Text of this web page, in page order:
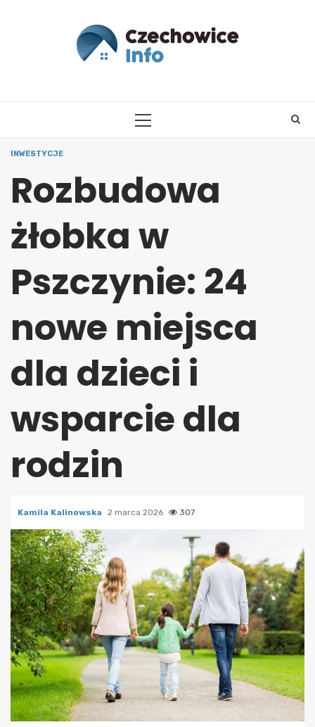
PRIMARY
INWESTYCJE
Rozbudowa
żłobka w
Pszczynie: 24
nowe miejsca
dla dzieci i
wsparcie dla
rodzin
Kamila Kalinowska 2 marca 2026 307